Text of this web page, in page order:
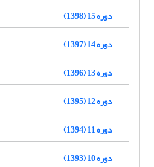
دوره 15 (1398)
دوره 14 (1397)
دوره 13 (1396)
دوره 12 (1395)
دوره 11 (1394)
دوره 10 (1393)